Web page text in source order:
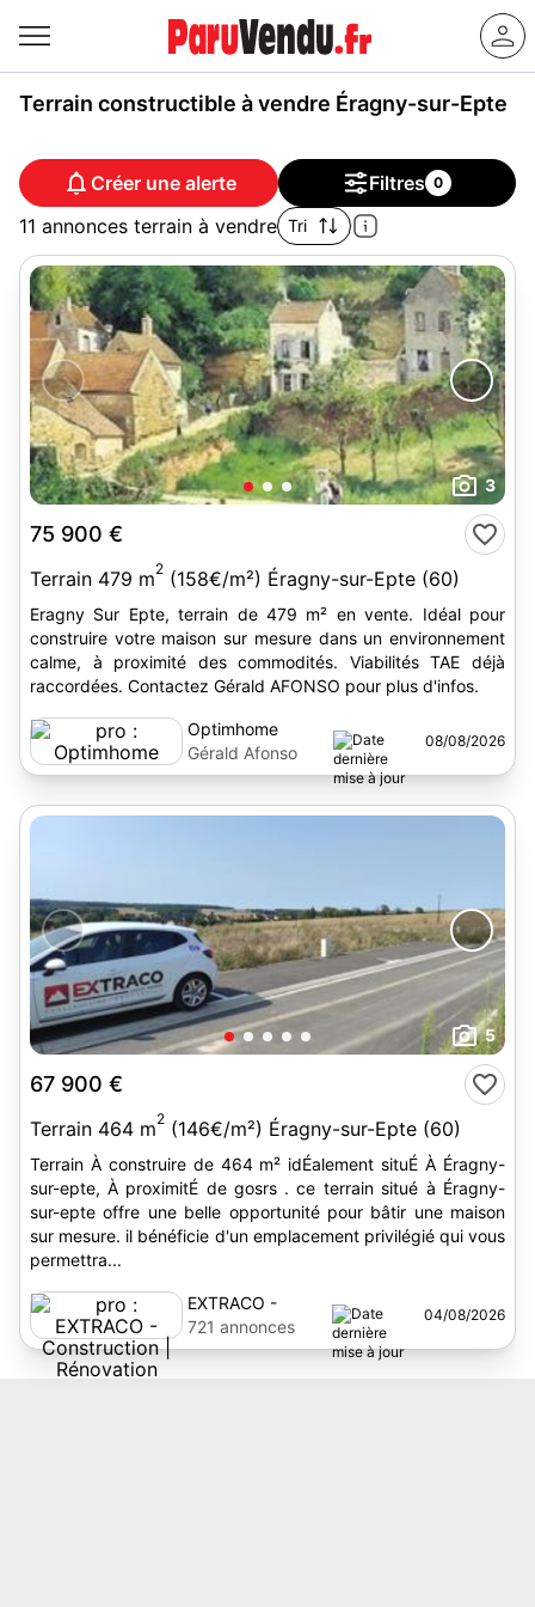
Terrain constructible à vendre Éragny-sur-Epte
Créer une alerte Filtres 0
11 annonces terrain à vendre Tri
3
75 900 €
Terrain 479 m2 (158€/m²) Éragny-sur-Epte (60)
Eragny Sur Epte, terrain de 479 m² en vente. Idéal pour
construire votre maison sur mesure dans un environnement
calme, à proximité des commodités. Viabilités TAE déjà
raccordées. Contactez Gérald AFONSO pour plus d'infos.
Optimhome
Gérald Afonso
08/08/2026
5
67 900 €
Terrain 464 m2 (146€/m²) Éragny-sur-Epte (60)
Terrain À construire de 464 m² idÉalement situÉ À Éragny-
sur-epte, À proximitÉ de gosrs . ce terrain situé à Éragny-
sur-epte offre une belle opportunité pour bâtir une maison
sur mesure. il bénéficie d'un emplacement privilégié qui vous
permettra...
EXTRACO -
Construction |
Rénovation
721 annonces
04/08/2026